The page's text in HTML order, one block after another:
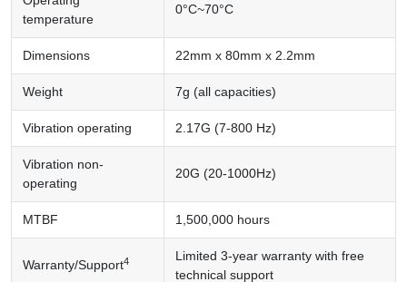
temperature
0°C~70°C
Dimensions 22mm x 80mm x 2.2mm
Weight 7g (all capacities)
Vibration operating 2.17G (7-800 Hz)
Vibration non-
operating
20G (20-1000Hz)
MTBF 1,500,000 hours
Warranty/Support4
Limited 3-year warranty with free
technical support